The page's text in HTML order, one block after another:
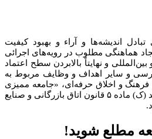
انديشه‌ها و آراء و بهبود کيفيت
هماهنگی مطلوب در رويه‌های اجرائی
و نهايتاً بالابردن سطح اعتماد
و ساير اهداف و وظايف مربوط به
و اخلاق حرفه‌ای، «جامعه مميزی
و بازرسی ايران « به استناد بند (ک) ماده ۵ قانون اتاق بازرگانی و صنايع
مطلع شوید!